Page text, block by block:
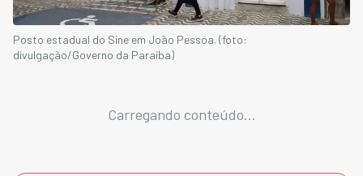
Posto estadual do Sine em João Pessoa. (foto:
divulgação/Governo da Paraíba)
Carregando conteúdo...